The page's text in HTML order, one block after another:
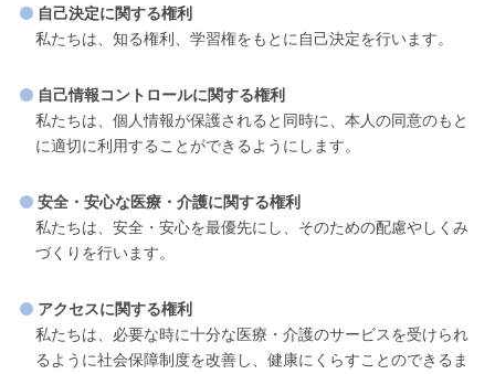
自己決定に関する権利
私たちは、知る権利、学習権をもとに自己決定を行います。
自己情報コントロールに関する権利
私たちは、個人情報が保護されると同時に、本人の同意のもと
に適切に利用することができるようにします。
安全・安心な医療・介護に関する権利
私たちは、安全・安心を最優先にし、そのための配慮やしくみ
づくりを行います。
アクセスに関する権利
私たちは、必要な時に十分な医療・介護のサービスを受けられ
るように社会保障制度を改善し、健康にくらすことのできるま